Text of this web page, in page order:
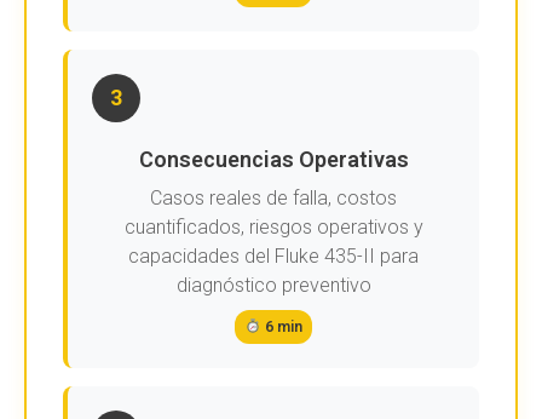
3
Consecuencias Operativas
Casos reales de falla, costos
cuantificados, riesgos operativos y
capacidades del Fluke 435-II para
diagnóstico preventivo
6 min